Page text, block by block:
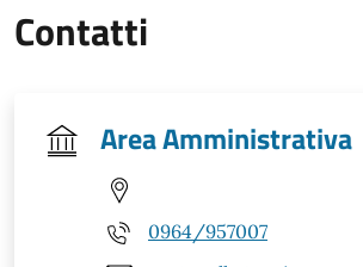
Contatti
Area Amministrativa
0964/957007